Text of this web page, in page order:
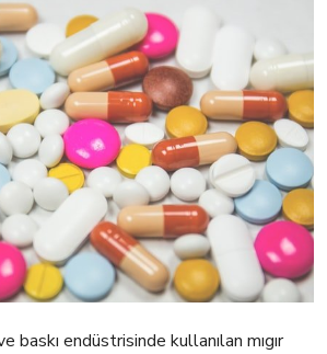
baskı endüstrisinde kullanılan mıgır